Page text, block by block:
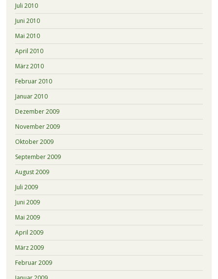
Juli 2010
Juni 2010
Mai 2010
April 2010
März 2010
Februar 2010
Januar 2010
Dezember 2009
November 2009
Oktober 2009
September 2009
August 2009
Juli 2009
Juni 2009
Mai 2009
April 2009
März 2009
Februar 2009